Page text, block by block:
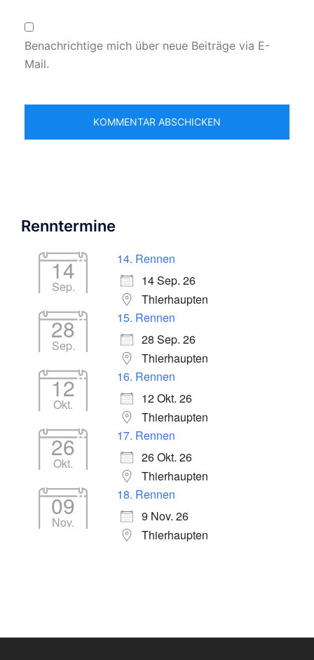
Benachrichtige mich über neue Beiträge via E-
Mail.
Renntermine
14
Sep.
14. Rennen
14 Sep. 26
Thierhaupten
28
Sep.
15. Rennen
28 Sep. 26
Thierhaupten
12
Okt.
16. Rennen
12 Okt. 26
Thierhaupten
26
Okt.
17. Rennen
26 Okt. 26
Thierhaupten
09
Nov.
18. Rennen
9 Nov. 26
Thierhaupten